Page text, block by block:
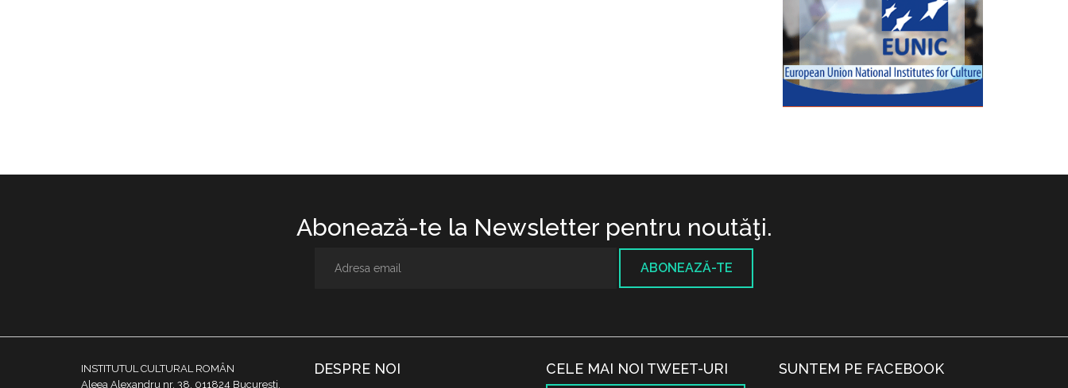
Abonează-te la Newsletter pentru noutăţi.
ABONEAZĂ-TE
INSTITUTUL CULTURAL ROMÂN
Aleea Alexandru nr. 38, 011824 București,
DESPRE NOI CELE MAI NOI TWEET-URI SUNTEM PE FACEBOOK